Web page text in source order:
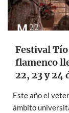
Festival
flamenco
22, 23 y 24
Este año el
ámbito